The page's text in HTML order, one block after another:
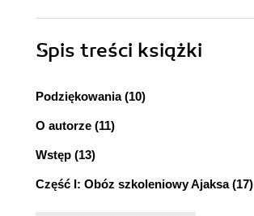
Spis treści książki
Podziękowania (10)
O autorze (11)
Wstęp (13)
Część I: Obóz szkoleniowy Ajaksa (17)